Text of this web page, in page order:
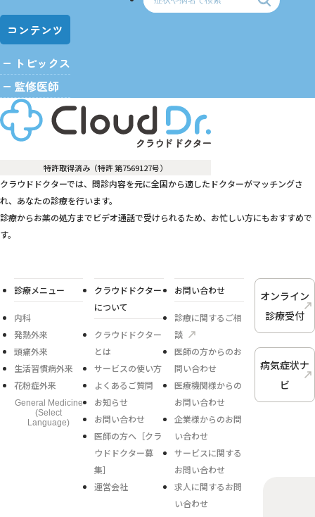
コンテンツ
トピックス
監修医師
特許取得済み（特許 第7569127号）
クラウドドクターでは、問診内容を元に全国から適したドクターがマッチングさ
れ、あなたの診療を行います。
診療からお薬の処方までビデオ通話で受けられるため、お忙しい方にもおすすめで
す。
診療メニュー
内科
発熱外来
頭痛外来
生活習慣病外来
花粉症外来
General Medicine
(Select
Language)
クラウドドクター
について
クラウドドクター
とは
サービスの使い方
よくあるご質問
お知らせ
お問い合わせ
医師の方へ［クラ
ウドドクター募
集］
運営会社
お問い合わせ
診療に関するご相
談
医師の方からのお
問い合わせ
医療機関様からの
お問い合わせ
企業様からのお問
い合わせ
サービスに関する
お問い合わせ
求人に関するお問
い合わせ
オンライン
診療受付
病気症状ナ
ビ